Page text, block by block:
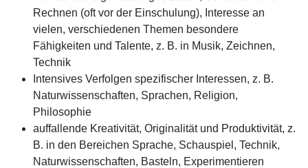
Rechnen (oft vor der Einschulung), Interesse an
vielen, verschiedenen Themen besondere
Fähigkeiten und Talente, z. B. in Musik, Zeichnen,
Technik
Intensives Verfolgen spezifischer Interessen, z. B.
Naturwissenschaften, Sprachen, Religion,
Philosophie
auffallende Kreativität, Originalität und Produktivität, z.
B. in den Bereichen Sprache, Schauspiel, Technik,
Naturwissenschaften, Basteln, Experimentieren